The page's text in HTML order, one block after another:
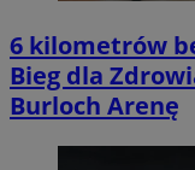
6 kilometrów
Bieg dla
Burloch Arenę